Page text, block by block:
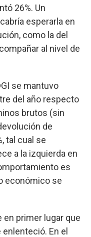
26%. Un
esperarla en
como la del
al nivel de
se mantuvo
del año respecto
brutos (sin
de
tal cual se
a la izquierda en
es
económico se
en primer lugar que
En el